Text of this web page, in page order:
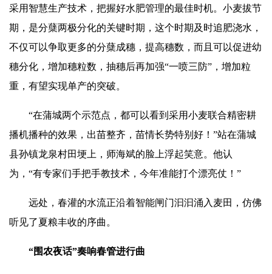
采用智慧生产技术，把握好水肥管理的最佳时机。小麦拔节
期，是分蘖两极分化的关键时期，这个时期及时追肥浇水，
不仅可以争取更多的分蘖成穗，提高穗数，而且可以促进幼
穗分化，增加穗粒数，抽穗后再加强“一喷三防”，增加粒
重，有望实现单产的突破。
“在蒲城两个示范点，都可以看到采用小麦联合精密耕
播机播种的效果，出苗整齐，苗情长势特别好！”站在蒲城
县孙镇龙泉村田埂上，师海斌的脸上浮起笑意。他认
为，“有专家们手把手教技术，今年准能打个漂亮仗！”
远处，春灌的水流正沿着智能闸门汩汩涌入麦田，仿佛
听见了夏粮丰收的序曲。
“围农夜话”奏响春管进行曲